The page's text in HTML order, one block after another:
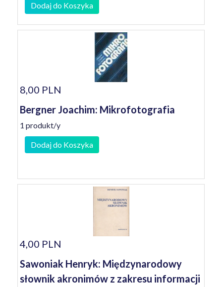
Dodaj do Koszyka
8,00 PLN
Bergner Joachim: Mikrofotografia
1 produkt/y
Dodaj do Koszyka
4,00 PLN
Sawoniak Henryk: Międzynarodowy
słownik akronimów z zakresu informacji